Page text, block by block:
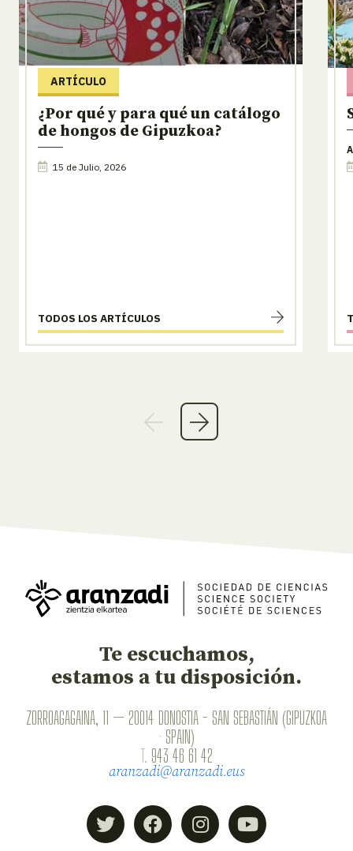
ARTÍCULO
¿Por qué y para qué un catálogo
de hongos de Gipuzkoa?
15 de Julio, 2026
TODOS LOS ARTÍCULOS
Te escuchamos,
estamos a tu disposición.
ZORROAGAGAINA, 11 — 20014 DONOSTIA - SAN SEBASTIÁN (GIPUZKOA
· SPAIN)
T. 943 46 61 42
aranzadi@aranzadi.eus